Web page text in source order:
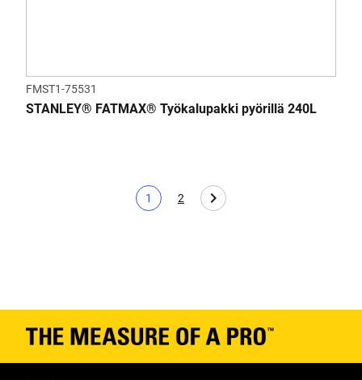
FMST1-75531
STANLEY® FATMAX® Työkalupakki pyörillä 240L
Tämänhetkinen sivu
1
Page
2